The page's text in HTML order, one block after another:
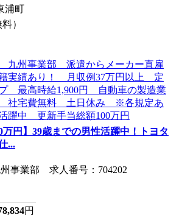
浦町
）
万円】39歳までの男性活躍中！トヨタ
...
事業部 求人番号：704202
円